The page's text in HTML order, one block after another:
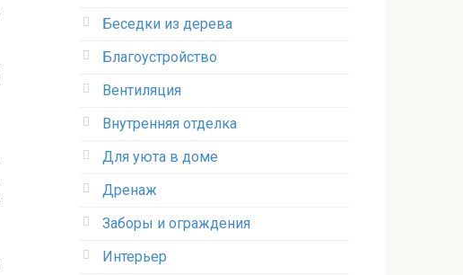
Беседки из дерева
Благоустройство
Вентиляция
Внутренняя отделка
Для уюта в доме
Дренаж
Заборы и ограждения
Интерьер